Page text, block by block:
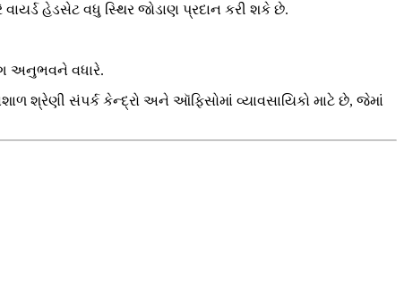
હેડસેટ વધુ સ્થિર જોડાણ પ્રદાન કરી શકે છે.
અનુભવને વધારે.
શ્રેણી સંપર્ક કેન્દ્રો અને ઑફિસોમાં વ્યાવસાયિકો માટે છે, જેમાં